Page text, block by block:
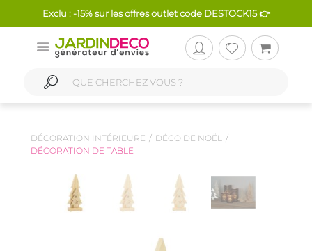
Exclu : -15% sur les offres outlet code DESTOCK15 👉
DÉCORATION INTÉRIEURE
DÉCO DE NOËL
DÉCORATION DE TABLE